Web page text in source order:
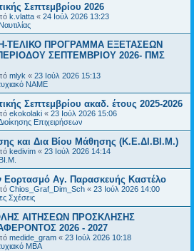
Σεπτεμβρίου 2026
k.vlatta « 24 Ιούλ 2026 13:23
ΤΕΛΙΚΟ ΠΡΟΓΡΑΜΜΑ ΕΞΕΤΑΣΕΩΝ
ΣΕΠΤΕΜΒΡΙΟΥ 2026- ΠΜΣ
mlyk « 23 Ιούλ 2026 15:13
ΝΑΜΕ
Σεπτεμβρίου ακαδ. έτους 2025-2026
ekokolaki « 23 Ιούλ 2026 15:06
Επιχειρήσεων
και Δια Βίου Μάθησης (Κ.Ε.ΔΙ.ΒΙ.Μ.)
kedivim « 23 Ιούλ 2026 14:14
Εορτασμό Αγ. Παρασκευής Καστέλο
Chios_Graf_Dim_Sch « 23 Ιούλ 2026 14:00
Σχέσεις
ΑΙΤΗΣΕΩΝ ΠΡΟΣΚΛΗΣΗΣ
2026 - 2027
medide_gram « 23 Ιούλ 2026 10:18
MBA